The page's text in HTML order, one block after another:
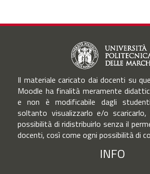
Il materiale caricato dai docenti su
Moodle ha finalità meramente
e non è modificabile dagli
soltanto visualizzarlo e/o scaricarlo,
possibilità di ridistribuirlo senza il
docenti, così come ogni possibilità di
INFO